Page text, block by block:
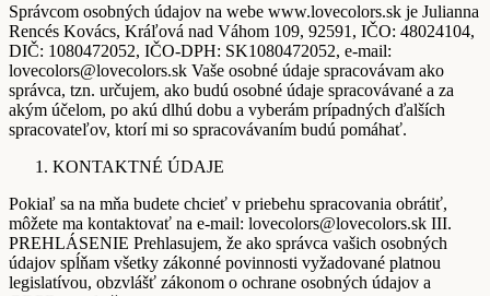
Správcom osobných údajov na webe www.lovecolors.sk je Julianna
Rencés Kovács, Kráľová nad Váhom 109, 92591, IČO: 48024104,
DIČ: 1080472052, IČO-DPH: SK1080472052, e-mail:
lovecolors@lovecolors.sk Vaše osobné údaje spracovávam ako
správca, tzn. určujem, ako budú osobné údaje spracovávané a za
akým účelom, po akú dlhú dobu a vyberám prípadných ďalších
spracovateľov, ktorí mi so spracovávaním budú pomáhať.
KONTAKTNÉ ÚDAJE
Pokiaľ sa na mňa budete chcieť v priebehu spracovania obrátiť,
môžete ma kontaktovať na e-mail: lovecolors@lovecolors.sk III.
PREHLÁSENIE Prehlasujem, že ako správca vašich osobných
údajov spĺňam všetky zákonné povinnosti vyžadované platnou
legislatívou, obzvlášť zákonom o ochrane osobných údajov a